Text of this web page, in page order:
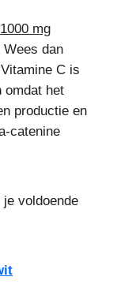
mg
Wees dan
C is
omdat het
productie en
catenine
voldoende